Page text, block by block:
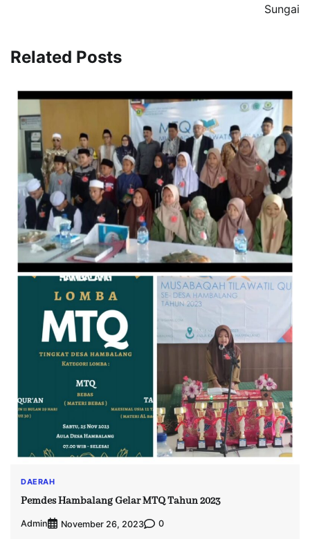
Sungai
Related Posts
DAERAH
Pemdes Hambalang Gelar MTQ Tahun 2023
Admin November 26, 2023 0